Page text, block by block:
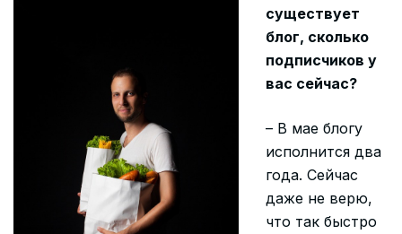
существует
блог, сколько
подписчиков у
вас сейчас?
– В мае блогу
исполнится два
года. Сейчас
даже не верю,
что так быстро